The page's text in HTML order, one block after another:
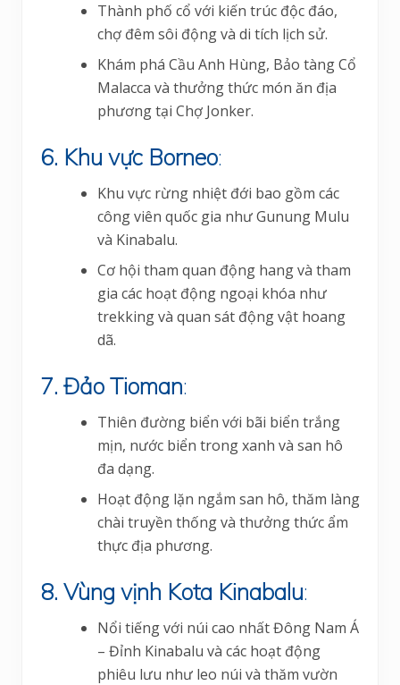
Thành phố cổ với kiến trúc độc đáo,
chợ đêm sôi động và di tích lịch sử.
Khám phá Cầu Anh Hùng, Bảo tàng Cổ
Malacca và thưởng thức món ăn địa
phương tại Chợ Jonker.
6. Khu vực Borneo:
Khu vực rừng nhiệt đới bao gồm các
công viên quốc gia như Gunung Mulu
và Kinabalu.
Cơ hội tham quan động hang và tham
gia các hoạt động ngoại khóa như
trekking và quan sát động vật hoang
dã.
7. Đảo Tioman:
Thiên đường biển với bãi biển trắng
mịn, nước biển trong xanh và san hô
đa dạng.
Hoạt động lặn ngắm san hô, thăm làng
chài truyền thống và thưởng thức ẩm
thực địa phương.
8. Vùng vịnh Kota Kinabalu:
Nổi tiếng với núi cao nhất Đông Nam Á
– Đỉnh Kinabalu và các hoạt động
phiêu lưu như leo núi và thăm vườn